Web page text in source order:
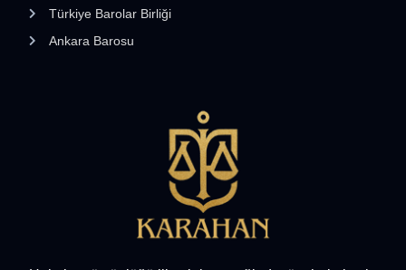
Türkiye Barolar Birliği
Ankara Barosu